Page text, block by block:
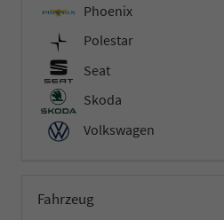
Phoenix
Polestar
Seat
Skoda
Volkswagen
Fahrzeug